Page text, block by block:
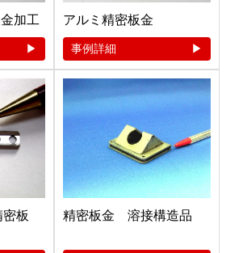
加工 アルミ精密板金
事例詳細
板
精密板金 溶接構造品